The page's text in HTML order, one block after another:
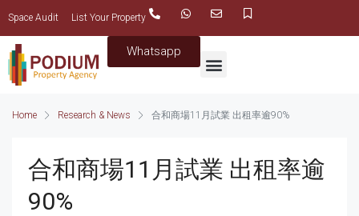
Space Audit List Your Property
Whatsapp
Home Research & News 合和商場11月試業 出租率逾90%
合和商場11月試業 出租率逾
90%